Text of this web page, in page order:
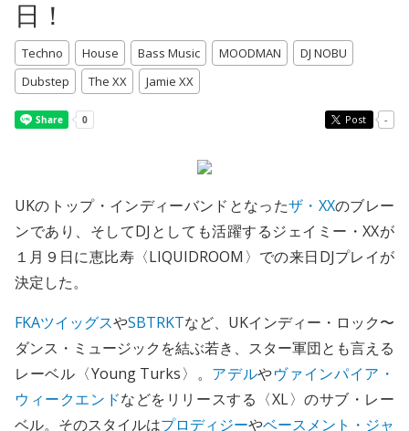
日！
Techno House Bass Music MOODMAN
DJ NOBU
Dubstep
The XX Jamie XX
Post -
UKのトップ・インディーバンドとなったザ・XXのブレー
ンであり、そしてDJとしても活躍するジェイミー・XXが
１月９日に恵比寿〈LIQUIDROOM〉での来日DJプレイが
決定した。
FKAツイッグスやSBTRKTなど、UKインディー・ロック〜
ダンス・ミュージックを結ぶ若き、スター軍団とも言える
レーベル〈Young Turks〉。 アデルやヴァインパイア・
ウィークエンドなどをリリースする〈XL〉のサブ・レー
ベル。そのスタイルはプロディジーやベースメント・ジャ